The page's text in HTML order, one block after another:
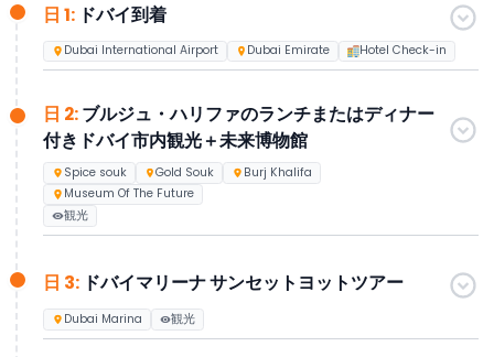
クを含むアブダビ終日ツアーでさらに発見し、自由時間にはド
バイのショッピングモールや観光スポットを満喫。5日目には体
験をカスタマイズできる任意のツアーもご用意しています。
日 1: ドバイ到着
Dubai International Airport Dubai Emirate Hotel Check-in
日 2:ブルジュ・ハリファのランチまたはディナー
付きドバイ市内観光＋未来博物館
Spice souk Gold Souk
Burj Khalifa
Museum Of The Future
観光
日 3: ドバイマリーナ サンセットヨットツアー
Dubai Marina 観光